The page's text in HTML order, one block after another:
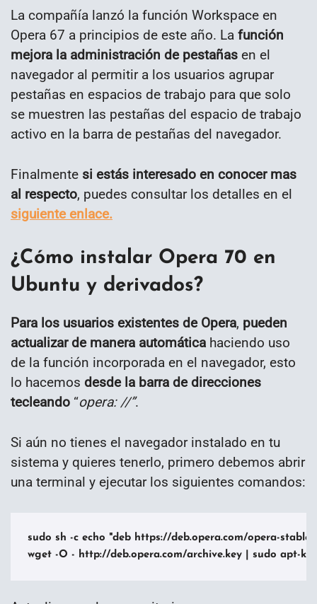
La compañía lanzó la función Workspace en
Opera 67 a principios de este año. La función
mejora la administración de pestañas en el
navegador al permitir a los usuarios agrupar
pestañas en espacios de trabajo para que solo
se muestren las pestañas del espacio de trabajo
activo en la barra de pestañas del navegador.
Finalmente si estás interesado en conocer mas
al respecto, puedes consultar los detalles en el
siguiente enlace.
¿Cómo instalar Opera 70 en
Ubuntu y derivados?
Para los usuarios existentes de Opera, pueden
actualizar de manera automática haciendo uso
de la función incorporada en el navegador, esto
lo hacemos desde la barra de direcciones
tecleando “opera: //”.
Si aún no tienes el navegador instalado en tu
sistema y quieres tenerlo, primero debemos abrir
una terminal y ejecutar los siguientes comandos:
sudo sh -c echo "deb https://deb.opera.com/opera-
wget -O - http://deb.opera.com/archive.key | sudo apt-